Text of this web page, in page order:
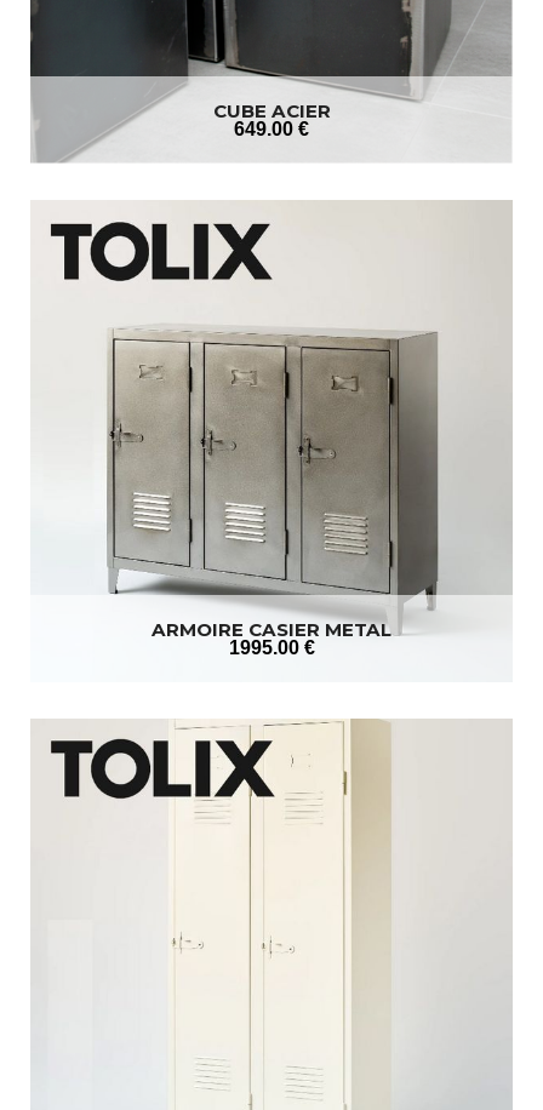
CUBE ACIER
649.00 €
ARMOIRE CASIER METAL
1995.00 €